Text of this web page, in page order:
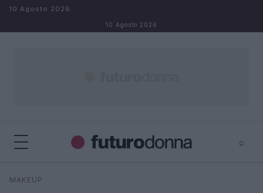
Salta al contenuto
10 Agosto 2026
10 Agosto 2026
⌕
Cerca
MAKEUP